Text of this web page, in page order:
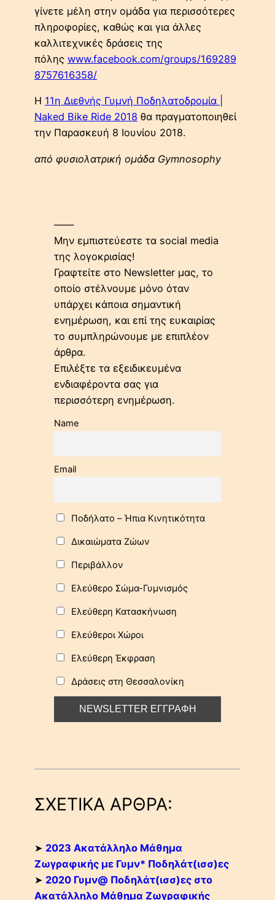
γίνετε μέλη στην ομάδα για περισσότερες
πληροφορίες, καθώς και για άλλες
καλλιτεχνικές δράσεις της
πόλης www.facebook.com/groups/169289
8757616358/
Η 11η Διεθνής Γυμνή Ποδηλατοδρομία |
Naked Bike Ride 2018 θα πραγματοποιηθεί
την Παρασκευή 8 Ιουνίου 2018.
από φυσιολατρική ομάδα Gymnosophy
——
Μην εμπιστεύεστε τα social media
της λογοκρισίας!
Γραφτείτε στο Newsletter μας, το
οποίο στέλνουμε μόνο όταν
υπάρχει κάποια σημαντική
ενημέρωση, και επί της ευκαιρίας
το συμπληρώνουμε με επιπλέον
άρθρα.
Επιλέξτε τα εξειδικευμένα
ενδιαφέροντα σας για
περισσότερη ενημέρωση.
Name
Email
Ποδήλατo – Ήπια Κινητικότητα
Δικαιώματα Ζώων
Περιβάλλον
Ελεύθερο Σώμα-Γυμνισμός
Ελεύθερη Κατασκήνωση
Ελεύθεροι Χώροι
Ελεύθερη Έκφραση
Δράσεις στη Θεσσαλονίκη
ΣΧΕΤΙΚΑ ΑΡΘΡΑ:
➤ 2023 Ακατάλληλο Μάθημα
Ζωγραφικής με Γυμν* Ποδηλάτ(ισσ)ες
➤ 2020 Γυμν@ Ποδηλάτ(ισσ)ες στο
Ακατάλληλο Μάθημα Ζωγραφικής